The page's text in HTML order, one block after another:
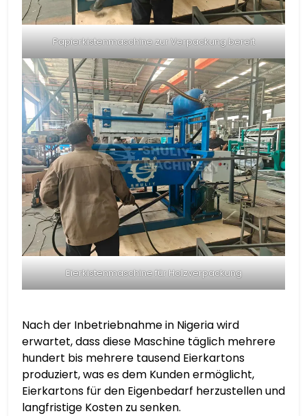
Papierkistenmaschine zur Verpackung bereit
Eierkistenmaschine für Holzverpackung
Nach der Inbetriebnahme in Nigeria wird
erwartet, dass diese Maschine täglich mehrere
hundert bis mehrere tausend Eierkartons
produziert, was es dem Kunden ermöglicht,
Eierkartons für den Eigenbedarf herzustellen und
langfristige Kosten zu senken.